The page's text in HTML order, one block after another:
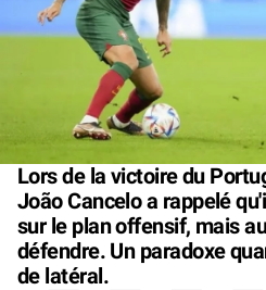
Lors de la victoire du
João Cancelo a rappelé
sur le plan offensif, mais
défendre. Un paradoxe
de latéral.